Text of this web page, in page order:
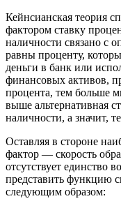
Кейнсианская теория
фактором ставку
наличности связано с
равны проценту,
деньги в банк или
финансовых активов,
процента, тем больше
выше альтернативная
наличности, а значит,
Оставляя в стороне
фактор — скорость
отсутствует единство
представить функцию
следующим образом: